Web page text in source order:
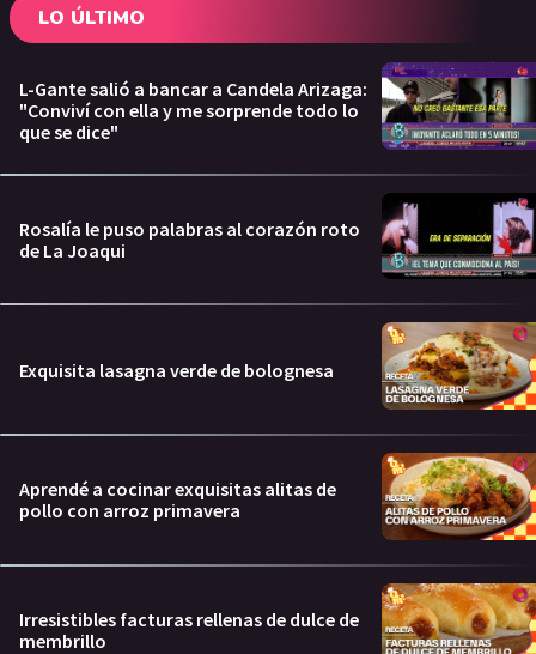
LO ÚLTIMO
L-Gante salió a bancar a Candela Arizaga:
"Conviví con ella y me sorprende todo lo
que se dice"
Rosalía le puso palabras al corazón roto
de La Joaqui
Exquisita lasagna verde de bolognesa
Aprendé a cocinar exquisitas alitas de
pollo con arroz primavera
Irresistibles facturas rellenas de dulce de
membrillo